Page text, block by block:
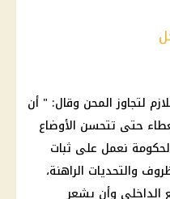
لتجاوز المحن وقال: " أن
حتى تتحسن الأوضاع
نعمل على ثبات
والتحديات الراهنة،
الداخلي وأن يشعر